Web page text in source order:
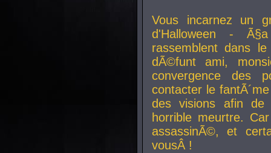
Vous incarnez un
d'Halloween -
rassemblent dans
dÃ©funt ami,
convergence des
contacter le
des visions afin
horrible meurtre.
assassinÃ©, et
vousÂ !